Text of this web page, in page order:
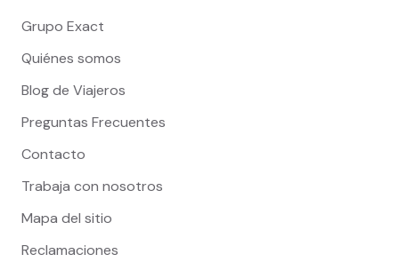
Grupo Exact
Quiénes somos
Blog de Viajeros
Preguntas Frecuentes
Contacto
Trabaja con nosotros
Mapa del sitio
Reclamaciones